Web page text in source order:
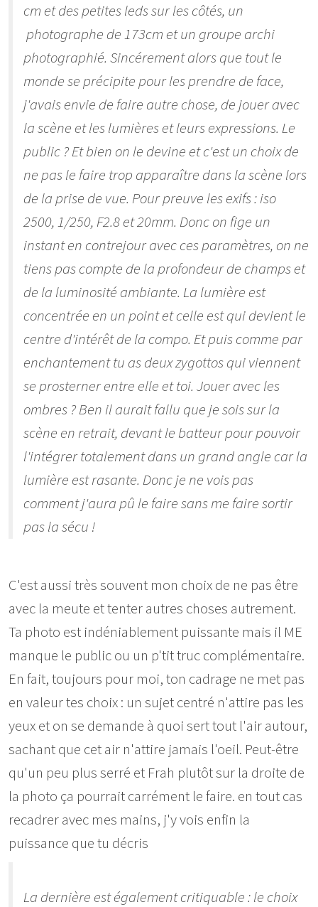
cm et des petites leds sur les côtés, un
photographe de 173cm et un groupe archi
photographié. Sincérement alors que tout le
monde se précipite pour les prendre de face,
j'avais envie de faire autre chose, de jouer avec
la scène et les lumières et leurs expressions. Le
public ? Et bien on le devine et c'est un choix de
ne pas le faire trop apparaître dans la scène lors
de la prise de vue. Pour preuve les exifs : iso
2500, 1/250, F2.8 et 20mm. Donc on fige un
instant en contrejour avec ces paramètres, on ne
tiens pas compte de la profondeur de champs et
de la luminosité ambiante. La lumière est
concentrée en un point et celle est qui devient le
centre d'intérêt de la compo. Et puis comme par
enchantement tu as deux zygottos qui viennent
se prosterner entre elle et toi. Jouer avec les
ombres ? Ben il aurait fallu que je sois sur la
scène en retrait, devant le batteur pour pouvoir
l'intégrer totalement dans un grand angle car la
lumière est rasante. Donc je ne vois pas
comment j'aura pû le faire sans me faire sortir
pas la sécu !
C'est aussi très souvent mon choix de ne pas être
avec la meute et tenter autres choses autrement.
Ta photo est indéniablement puissante mais il ME
manque le public ou un p'tit truc complémentaire.
En fait, toujours pour moi, ton cadrage ne met pas
en valeur tes choix : un sujet centré n'attire pas les
yeux et on se demande à quoi sert tout l'air autour,
sachant que cet air n'attire jamais l'oeil. Peut-être
qu'un peu plus serré et Frah plutôt sur la droite de
la photo ça pourrait carrément le faire. en tout cas
recadrer avec mes mains, j'y vois enfin la
puissance que tu décris
La dernière est également critiquable : le choix